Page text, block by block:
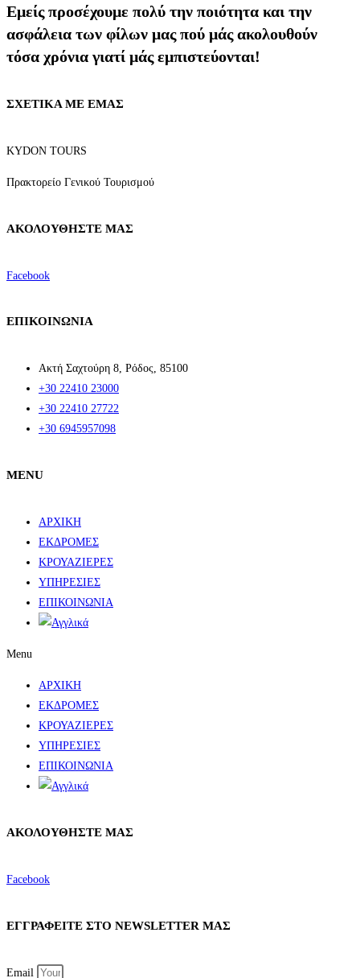
Εμείς προσέχουμε πολύ την ποιότητα και την
ασφάλεια των φίλων μας πού μάς ακολουθούν
τόσα χρόνια γιατί μάς εμπιστεύονται!
ΣΧΕΤΙΚΑ ΜΕ ΕΜΑΣ
KYDON TOURS
Πρακτορείο Γενικού Τουρισμού
ΑΚΟΛΟΥΘΗΣΤΕ ΜΑΣ
Facebook
ΕΠΙΚΟΙΝΩΝΙΑ
Ακτή Σαχτούρη 8, Ρόδος, 85100
+30 22410 23000
+30 22410 27722
+30 6945957098
MENU
ΑΡΧΙΚΗ
ΕΚΔΡΟΜΕΣ
ΚΡΟΥΑΖΙΕΡΕΣ
ΥΠΗΡΕΣΙΕΣ
ΕΠΙΚΟΙΝΩΝΙΑ
Menu
ΑΡΧΙΚΗ
ΕΚΔΡΟΜΕΣ
ΚΡΟΥΑΖΙΕΡΕΣ
ΥΠΗΡΕΣΙΕΣ
ΕΠΙΚΟΙΝΩΝΙΑ
ΑΚΟΛΟΥΘΗΣΤΕ ΜΑΣ
Facebook
ΕΓΓΡΑΦΕΙΤΕ ΣΤΟ NEWSLETTER ΜΑΣ
Email